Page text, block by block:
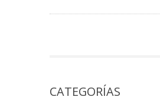
CATEGORÍAS